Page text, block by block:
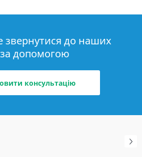
звернутися до наших
за допомогою
консультацію